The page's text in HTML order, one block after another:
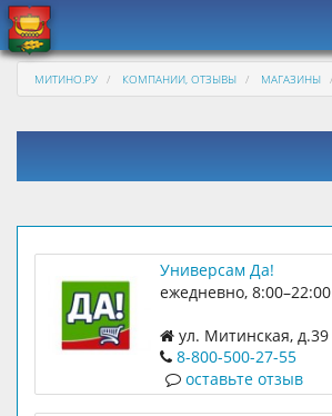
МИТИНО.РУ КОМПАНИИ, ОТЗЫВЫ МАГАЗИНЫ
Универсам Да!
ежедневно, 8:00–22:00
ул. Митинская, д.39
8-800-500-27-55
оставьте отзыв